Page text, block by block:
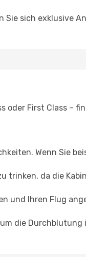
Sie sich exklusive
oder First Class –
Wenn Sie
trinken, da die
und Ihren Flug
die Durchblutung